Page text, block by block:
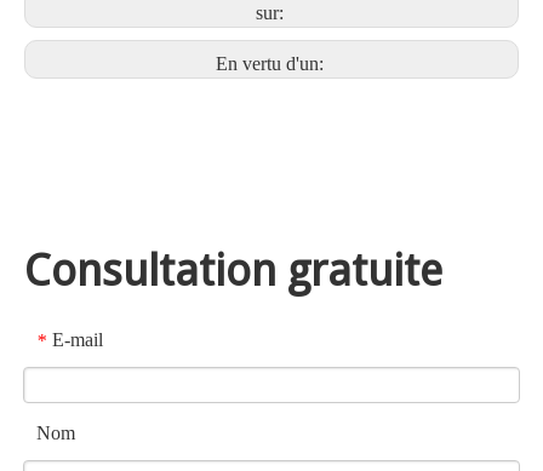
sur:
En vertu d'un:
Consultation gratuite
* E-mail
Nom